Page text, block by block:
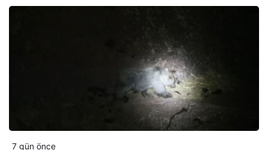
7 gün önce